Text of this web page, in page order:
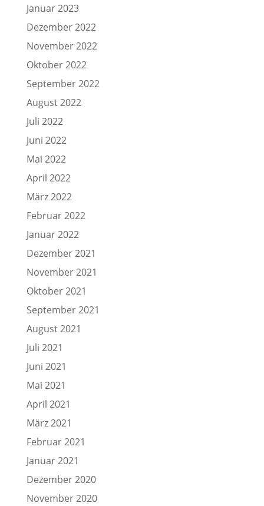
Januar 2023
Dezember 2022
November 2022
Oktober 2022
September 2022
August 2022
Juli 2022
Juni 2022
Mai 2022
April 2022
März 2022
Februar 2022
Januar 2022
Dezember 2021
November 2021
Oktober 2021
September 2021
August 2021
Juli 2021
Juni 2021
Mai 2021
April 2021
März 2021
Februar 2021
Januar 2021
Dezember 2020
November 2020